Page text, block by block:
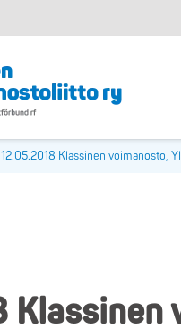
12.05.2018 Klassinen voimanosto,
Klassinen